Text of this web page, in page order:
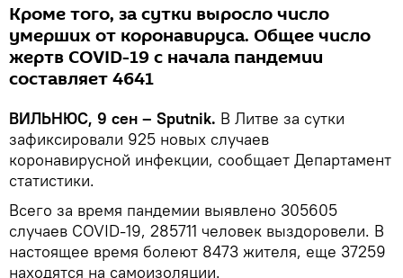
Кроме того, за сутки выросло число
умерших от коронавируса. Общее число
жертв COVID-19 с начала пандемии
составляет 4641
ВИЛЬНЮС, 9 сен – Sputnik. В Литве за сутки
зафиксировали 925 новых случаев
коронавирусной инфекции, сообщает Департамент
статистики.
Всего за время пандемии выявлено 305605
случаев COVID-19, 285711 человек выздоровели. В
настоящее время болеют 8473 жителя, еще 37259
находятся на самоизоляции.